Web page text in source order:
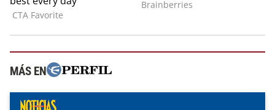
MÁS EN